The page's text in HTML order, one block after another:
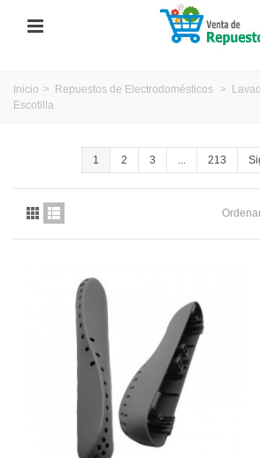
Inicio > Repuestos de Electrodomésticos >
Escotilla
1 2 3 ... 213